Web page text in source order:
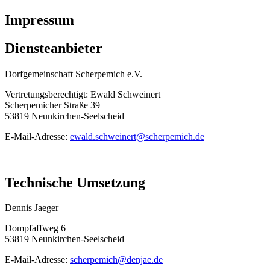
Impressum
Diensteanbieter
Dorfgemeinschaft Scherpemich e.V.
Vertretungsberechtigt: Ewald Schweinert
Scherpemicher Straße 39
53819 Neunkirchen-Seelscheid
E-Mail-Adresse: ewald.schweinert@scherpemich.de
Technische Umsetzung
Dennis Jaeger
Dompfaffweg 6
53819 Neunkirchen-Seelscheid
E-Mail-Adresse: scherpemich@denjae.de